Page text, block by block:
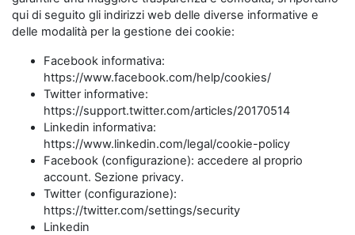
qui di seguito gli indirizzi web delle diverse informative e
delle modalità per la gestione dei cookie:
Facebook informativa:
https://www.facebook.com/help/cookies/
Twitter informative:
https://support.twitter.com/articles/20170514
Linkedin informativa:
https://www.linkedin.com/legal/cookie-policy
Facebook (configurazione): accedere al proprio
account. Sezione privacy.
Twitter (configurazione):
https://twitter.com/settings/security
Linkedin